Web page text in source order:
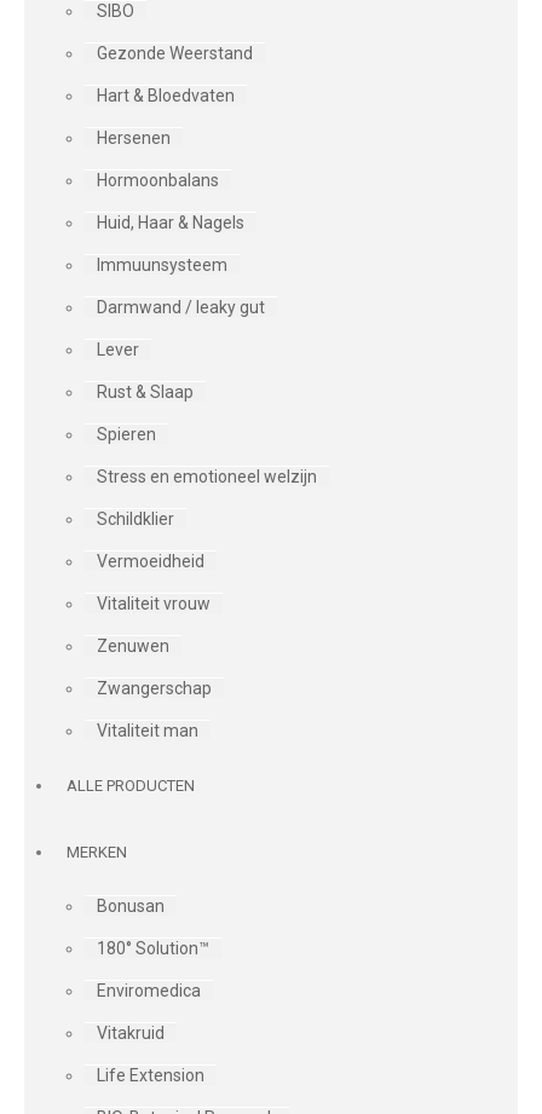
SIBO
Gezonde Weerstand
Hart & Bloedvaten
Hersenen
Hormoonbalans
Huid, Haar & Nagels
Immuunsysteem
Darmwand / leaky gut
Lever
Rust & Slaap
Spieren
Stress en emotioneel welzijn
Schildklier
Vermoeidheid
Vitaliteit vrouw
Zenuwen
Zwangerschap
Vitaliteit man
ALLE PRODUCTEN
MERKEN
Bonusan
180° Solution™
Enviromedica
Vitakruid
Life Extension